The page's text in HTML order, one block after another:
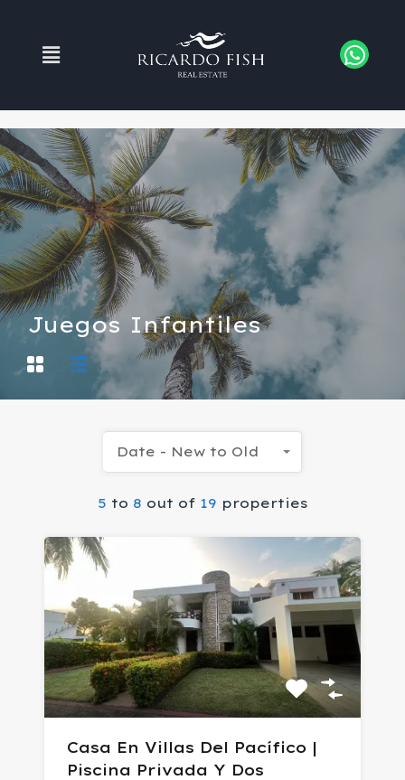
Juegos Infantiles
5 to 8 out of 19 properties
Date - New to Old
Casa En Villas Del Pacífico |
Piscina Privada Y Dos